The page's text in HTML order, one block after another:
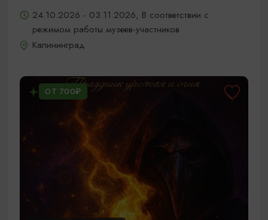
24.10.2026 - 03.11.2026, В соответствии с
режимом работы музеев-участников
Калининград
ОТ 700₽